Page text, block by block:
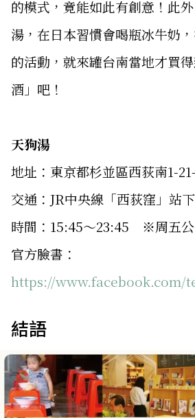
的模式，竟能如此有創意！此
湯，在日本習慣會喝瓶冰牛奶
的活動，就來罐台南當地才買
酒」吧！
天狗湯
地址：東京都杉並區西荻南1-
交通：JR中央線「西荻窪」站
時間：15:45～23:45 ※周五
官方臉書：
https://www.facebook.com/
結語